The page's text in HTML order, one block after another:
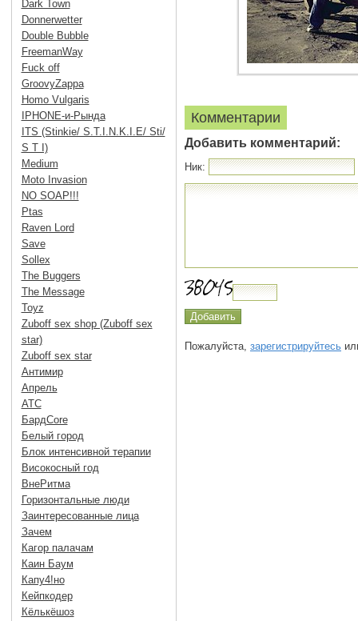
Комментарии
Добавить комментарий:
Ник:
Пожалуйста, зарегистрируйтесь
Dark Town
Donnerwetter
Double Bubble
FreemanWay
Fuck off
GroovyZappa
Homo Vulgaris
IPHONE-и-Рында
ITS (Stinkie/ S.T.I.N.K.I.E/ Sti/
S T I)
Medium
Moto Invasion
NO SOAP!!!
Ptas
Raven Lord
Save
Sollex
The Buggers
The Message
Toyz
Zuboff sex shop (Zuboff sex
star)
Zuboff sex star
Антимир
Апрель
АТС
БардCore
Белый город
Блок интенсивной терапии
Високосный год
ВнеРитма
Горизонтальные люди
Заинтересованные лица
Зачем
Кагор палачам
Каин Баум
Капу4!но
Кейпкодер
Кёлькёшоз